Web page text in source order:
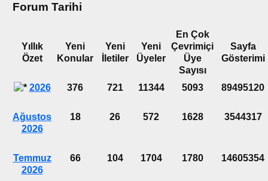
Forum Tarihi
Yıllık
Özet
Yeni
Konular
Yeni
İletiler
Yeni
Üyeler
En Çok
Çevrimiçi
Üye
Sayısı
Sayfa
Gösterimi
2026 376 721 11344 5093 89495120
Ağustos
2026
18 26 572 1628 3544317
Temmuz
2026
66 104 1704 1780 14605354